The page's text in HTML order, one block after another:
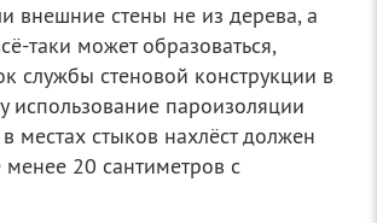
внешние стены не из дерева, а
таки может образоваться,
службы стеновой конструкции в
использование пароизоляции
местах стыков нахлёст должен
менее 20 сантиметров с